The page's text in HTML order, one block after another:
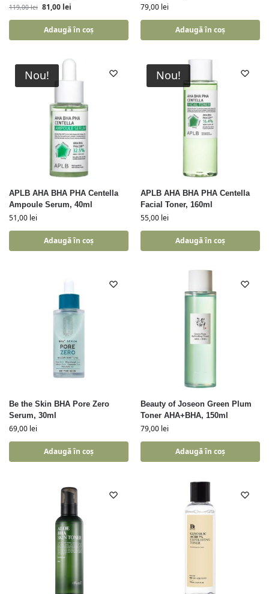
119,00lei 81,00 lei
Adaugă în coș
79,00 lei
Adaugă în coș
Nou!
APLB AHA BHA PHA Centella
Ampoule Serum, 40ml
51,00 lei
Adaugă în coș
Nou!
APLB AHA BHA PHA Centella
Facial Toner, 160ml
55,00 lei
Adaugă în coș
Be the Skin BHA Pore Zero
Serum, 30ml
69,00 lei
Adaugă în coș
Beauty of Joseon Green Plum
Toner AHA+BHA, 150ml
79,00 lei
Adaugă în coș